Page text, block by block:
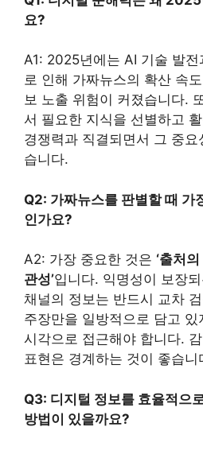
요?
A1: 2025년에는 AI 기술 발
로 인해 가짜뉴스의 확산 속
보 노출 위험이 커졌습니다.
서 필요한 지식을 선별하고
경쟁력과 직결되면서 그 중
습니다.
Q2: 가짜뉴스를 판별할 때 가
인가요?
A2: 가장 중요한 것은 ‘출처
관성’입니다. 익명성이 보장
채널의 정보는 반드시 교차
주장만을 일방적으로 담고
시각으로 접근해야 합니다.
표현은 경계하는 것이 좋습니
Q3: 디지털 정보를 효율적으
방법이 있을까요?